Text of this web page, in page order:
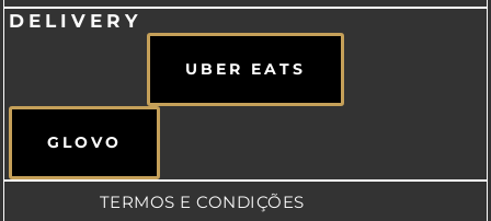
DELIVERY
UBER EATS
GLOVO
TERMOS E CONDIÇÕES